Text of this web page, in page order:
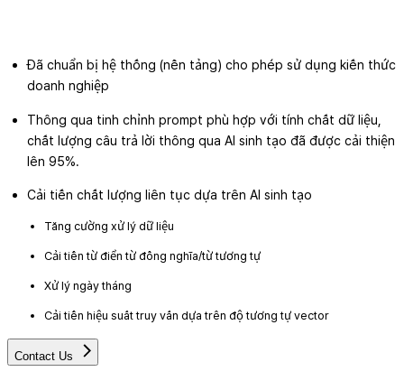
Đã chuẩn bị hệ thống (nền tảng) cho phép sử dụng kiến thức
doanh nghiệp
Thông qua tinh chỉnh prompt phù hợp với tính chất dữ liệu,
chất lượng câu trả lời thông qua AI sinh tạo đã được cải thiện
lên 95%.
Cải tiến chất lượng liên tục dựa trên AI sinh tạo
Tăng cường xử lý dữ liệu
Cải tiến từ điển từ đồng nghĩa/từ tương tự
Xử lý ngày tháng
Cải tiến hiệu suất truy vấn dựa trên độ tương tự vector
Contact Us